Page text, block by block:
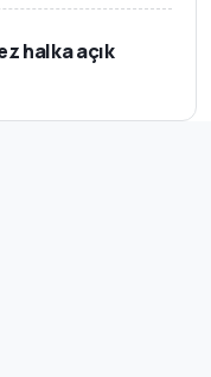
halka açık